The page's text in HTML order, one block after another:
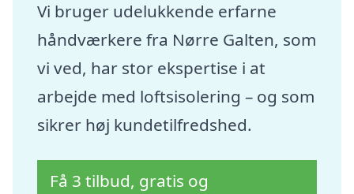
Vi bruger udelukkende erfarne
håndværkere fra Nørre Galten, som
vi ved, har stor ekspertise i at
arbejde med loftsisolering – og som
sikrer høj kundetilfredshed.
Få 3 tilbud, gratis og